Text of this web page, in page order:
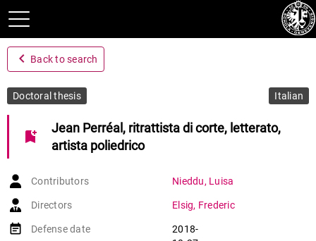
navigate_before Back to search
Doctoral thesis Italian
bookmark_add
Jean Perréal, ritrattista di corte, letterato,
artista poliedrico
Contributors Nieddu, Luisa
Directors Elsig, Frederic
event_note Defense date
2018-